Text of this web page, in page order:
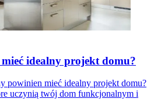
idealny projekt domu?
powinien mieć idealny projekt domu?
uczynią twój dom funkcjonalnym i